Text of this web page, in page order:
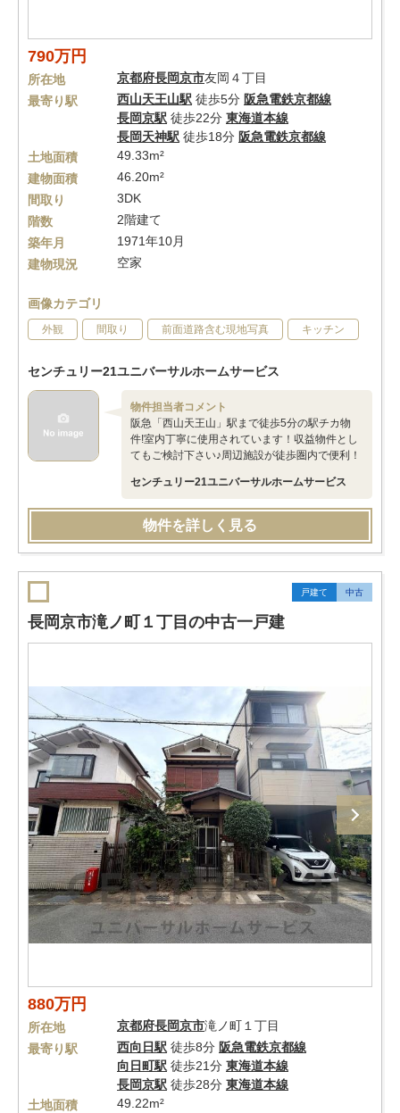
790万円
所在地 京都府長岡京市友岡４丁目
最寄り駅
西山天王山駅 徒歩5分 阪急電鉄京都線
長岡京駅 徒歩22分 東海道本線
長岡天神駅 徒歩18分 阪急電鉄京都線
土地面積
49.33m²
建物面積
46.20m²
間取り
3DK
階数
2階建て
築年月
1971年10月
建物現況
空家
画像カテゴリ
外観 間取り 前面道路含む現地写真 キッチン
センチュリー21ユニバーサルホームサービス
物件担当者コメント
阪急「西山天王山」駅まで徒歩5分の駅チカ物
件!室内丁寧に使用されています！収益物件とし
てもご検討下さい♪周辺施設が徒歩圏内で便利！
センチュリー21ユニバーサルホームサービス
物件を詳しく見る
戸建て 中古
長岡京市滝ノ町１丁目の中古一戸建
880万円
所在地 京都府長岡京市滝ノ町１丁目
最寄り駅
西向日駅 徒歩8分 阪急電鉄京都線
向日町駅 徒歩21分 東海道本線
長岡京駅 徒歩28分 東海道本線
土地面積
49.22m²